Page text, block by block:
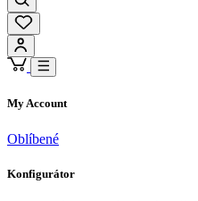
My Account
Oblíbené
Konfigurátor